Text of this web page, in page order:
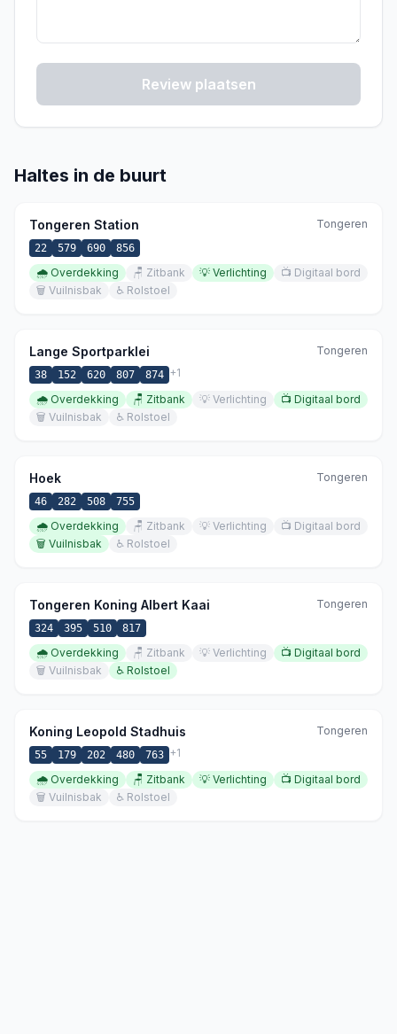
Review plaatsen
Haltes in de buurt
Tongeren Station Tongeren
22 579 690 856
🌧️ Overdekking 🪑 Zitbank 💡 Verlichting 📺 Digitaal bord
🗑️ Vuilnisbak ♿ Rolstoel
Lange Sportparklei Tongeren
38 152 620 807 874 +1
🌧️ Overdekking 🪑 Zitbank 💡 Verlichting 📺 Digitaal bord
🗑️ Vuilnisbak ♿ Rolstoel
Hoek Tongeren
46 282 508 755
🌧️ Overdekking 🪑 Zitbank 💡 Verlichting 📺 Digitaal bord
🗑️ Vuilnisbak ♿ Rolstoel
Tongeren Koning Albert Kaai Tongeren
324 395 510 817
🌧️ Overdekking 🪑 Zitbank 💡 Verlichting 📺 Digitaal bord
🗑️ Vuilnisbak ♿ Rolstoel
Koning Leopold Stadhuis Tongeren
55 179 202 480 763 +1
🌧️ Overdekking 🪑 Zitbank 💡 Verlichting 📺 Digitaal bord
🗑️ Vuilnisbak ♿ Rolstoel